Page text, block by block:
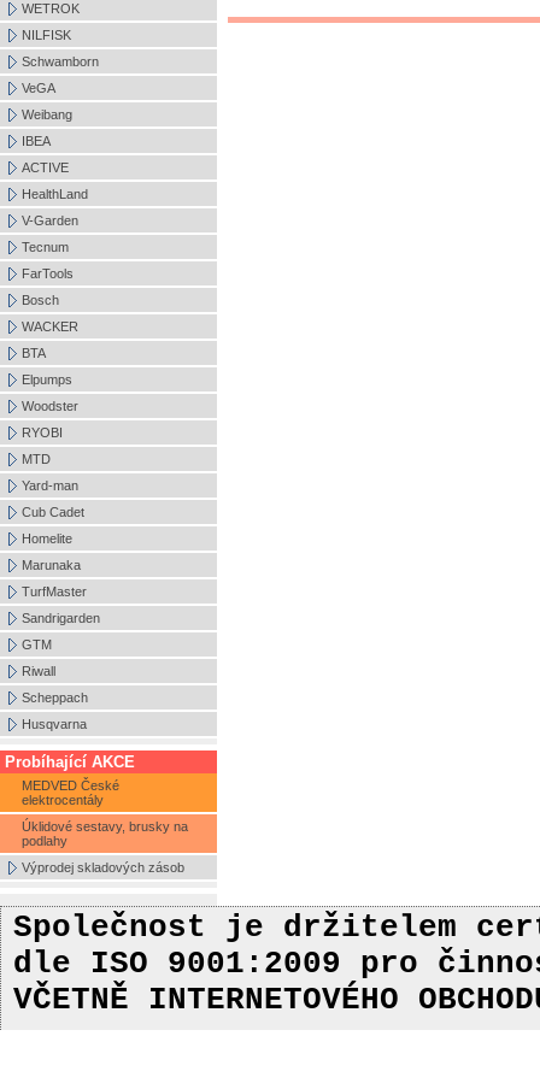
WETROK
NILFISK
Schwamborn
VeGA
Weibang
IBEA
ACTIVE
HealthLand
V-Garden
Tecnum
FarTools
Bosch
WACKER
BTA
Elpumps
Woodster
RYOBI
MTD
Yard-man
Cub Cadet
Homelite
Marunaka
TurfMaster
Sandrigarden
GTM
Riwall
Scheppach
Husqvarna
Probíhající AKCE
MEDVED České
elektrocentály
Úklidové sestavy, brusky na
podlahy
Výprodej skladových zásob
Společnost je držitelem
dle ISO 9001:2009 pro
VČETNĚ INTERNETOVÉHO